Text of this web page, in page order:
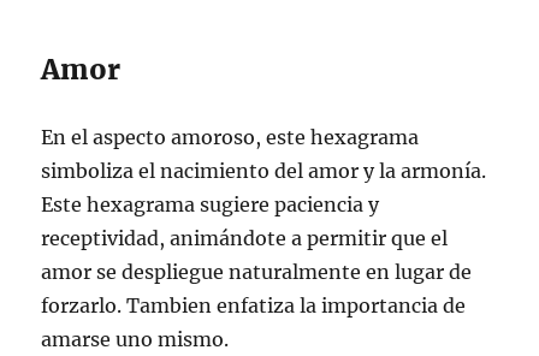
Amor
En el aspecto amoroso, este hexagrama
simboliza el nacimiento del amor y la armonía.
Este hexagrama sugiere paciencia y
receptividad, animándote a permitir que el
amor se despliegue naturalmente en lugar de
forzarlo. Tambien enfatiza la importancia de
amarse uno mismo.